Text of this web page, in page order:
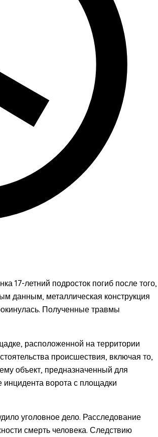
17-летний подросток погиб после того,
данным, металлическая конструкция
Полученные травмы
расположенной на территории
происшествия, включая то,
объект, предназначенный для
ворота с площадки
уголовное дело. Расследование
смерть человека. Следствию